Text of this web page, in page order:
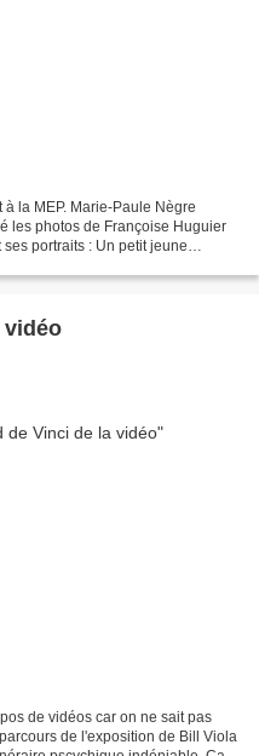
la MEP. Marie-Paule Nègre
les photos de Françoise Huguier
portraits : Un petit jeune
vidéo
de vidéos car on ne sait pas
de l'exposition de Bill Viola